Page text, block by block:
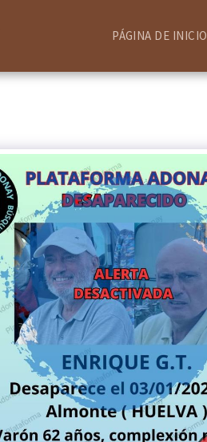
PÁGINA DE INICIO